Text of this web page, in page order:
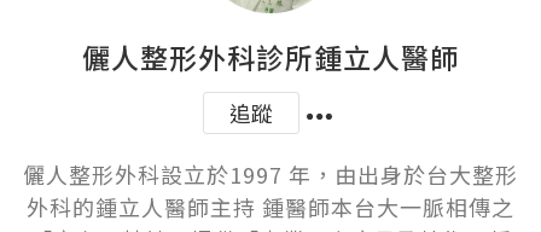
儷人整形外科診所鍾立人醫師
追蹤
儷人整形外科設立於1997 年，由出身於台大整形
外科的鍾立人醫師主持 鍾醫師本台大一脈相傳之